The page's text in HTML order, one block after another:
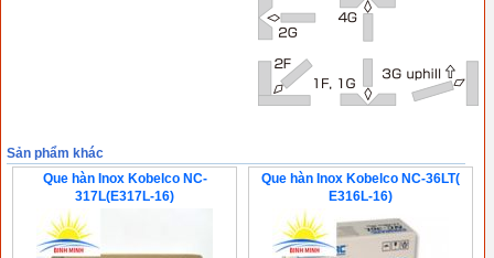
Sản phẩm khác
Que hàn Inox Kobelco NC-
317L(E317L-16)
Que hàn Inox Kobelco NC-36LT(
E316L-16)